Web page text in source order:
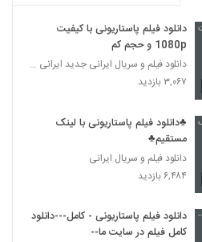
دانلود فیلم پاستاریونی با کیفیت
1080p و حجم کم
دانلود فیلم و سریال ایرانی جدید ایرانی (قانونی)
۳,۰۶۷ بازدید
♣دانلود فیلم پاستاریونی با لینک
مستقیم♣
دانلود فیلم و سریال ایرانی
۶,۴۸۴ بازدید
دانلود فیلم پاستاریونی - کامل---دانلود
کامل فیلم در سایت ما--